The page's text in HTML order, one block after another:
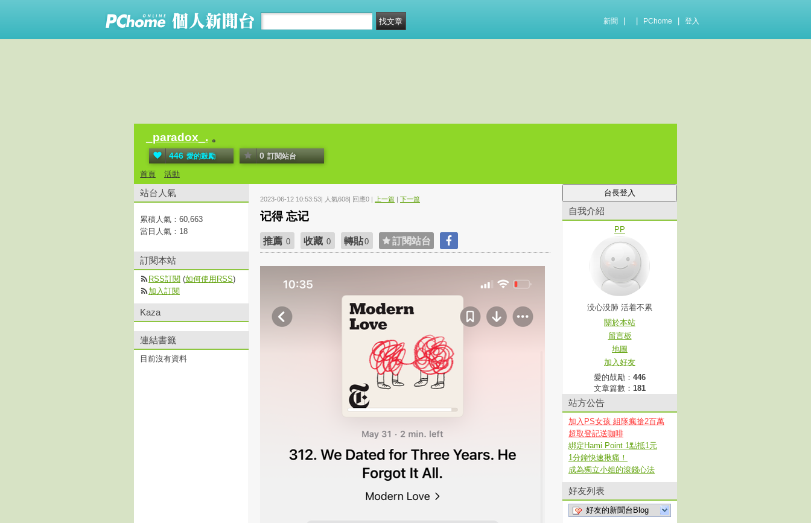
新聞 PChome 登入
_paradox_. 。
446 愛的鼓勵 0 訂閱站台
首頁 活動
2023-06-12 10:53:53| 人氣608| 回應0 | 上一篇 | 下一篇
记得 忘记
推薦 0 收藏 0 轉貼0 訂閱站台
自我介紹
PP
没心没肺 活着不累
關於本站
留言板
地圖
加入好友
愛的鼓勵： 446
文章篇數： 181
站方公告
加入PS女孩 組隊瘋搶2百萬
超取登記送咖啡
綁定Hami Point 1點抵1元
1分鐘快速揪痛！
成為獨立小姐的滾錢心法
好友列表
好友的新聞台Blog
站台人氣
累積人氣： 60,663
當日人氣： 18
訂閱本站
RSS訂閱 (如何使用RSS)
加入訂閱
Kaza
連結書籤
目前沒有資料